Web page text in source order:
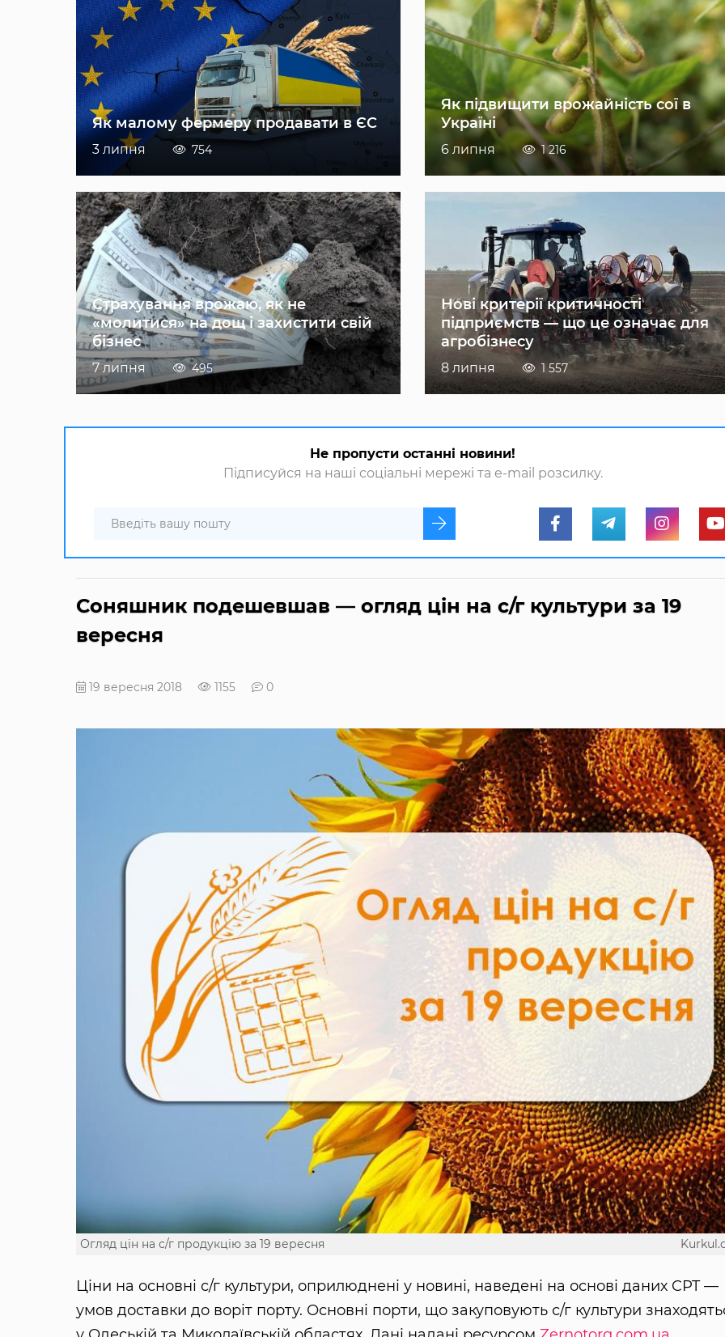
Як малому фермеру продавати в ЄС
3 липня 754
Як підвищити врожайність сої в
Україні
6 липня 1 216
Страхування врожаю, як не
«молитися» на дощ і захистити свій
бізнес
7 липня 495
Нові критерії критичності
підприємств — що це означає для
агробізнесу
8 липня 1 557
Не пропусти останні новини!
Підписуйся на наші соціальні мережі та e-mail розсилку.
Соняшник подешевшав — огляд цін на с/г культури за 19
вересня
19 вересня 2018 1155 0
Огляд цін на с/г продукцію за 19 вересня
Ціни на основні с/г культури, оприлюднені у новині, наведені на основі даних CPT —
умов доставки до воріт порту. Основні порти, що закуповують с/г культури